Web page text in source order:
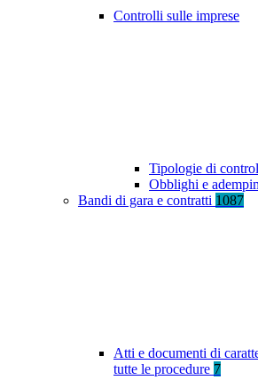
Controlli sulle imprese
Tipologie di
Obblighi e
Bandi di gara e contratti 1087
Atti e documenti di
tutte le procedure 7